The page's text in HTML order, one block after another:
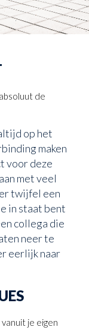
de
op het
maken
voor deze
met veel
twijfel een
in staat bent
collega die
neer te
eerlijk naar
je eigen